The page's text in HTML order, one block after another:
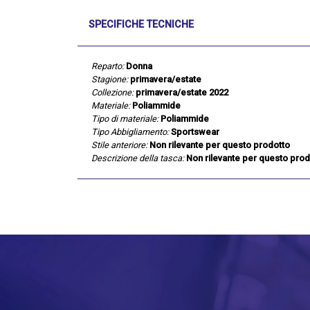
SPECIFICHE TECNICHE
Reparto: Donna
Stagione: primavera/estate
Collezione: primavera/estate 2022
Materiale: Poliammide
Tipo di materiale: Poliammide
Tipo Abbigliamento: Sportswear
Stile anteriore: Non rilevante per questo prodotto
Descrizione della tasca: Non rilevante per questo